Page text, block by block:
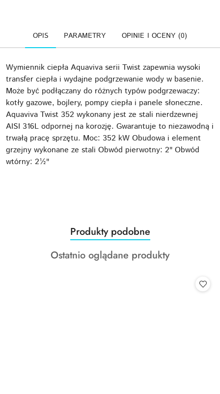
OPIS PARAMETRY OPINIE I OCENY (0)
Wymiennik ciepła Aquaviva serii Twist zapewnia wysoki
transfer ciepła i wydajne podgrzewanie wody w basenie.
Może być podłączany do różnych typów podgrzewaczy:
kotły gazowe, bojlery, pompy ciepła i panele słoneczne.
Aquaviva Twist 352 wykonany jest ze stali nierdzewnej
AISI 316L odpornej na korozję. Gwarantuje to niezawodną i
trwałą pracę sprzętu. Moc: 352 kW Obudowa i element
grzejny wykonane ze stali Obwód pierwotny: 2" Obwód
wtórny: 2½"
Pomiń karuzelę produktów
Produkty
o
statusie:
Produkty podobne
Produkty
Ostatnio oglądane produkty